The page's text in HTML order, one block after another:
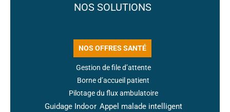
NOS SOLUTIONS
NOS OFFRES SANTÉ
Gestion de file d’attente
Borne d’accueil patient
Pilotage du flux ambulatoire
Guidage Indoor Appel malade intelligent